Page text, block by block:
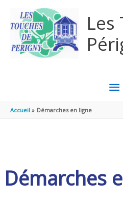
Les
Accueil Démarches en ligne
Démarches